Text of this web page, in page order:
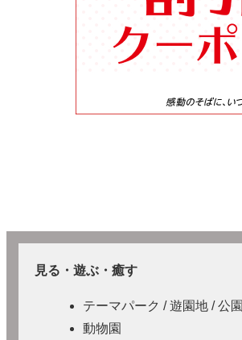
見る・遊ぶ・癒す
テーマパーク / 遊園地 / 公園
動物園